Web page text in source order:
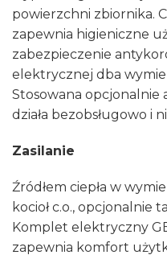
powierzchni zbiornika.
zapewnia higieniczne
zabezpieczenie
elektrycznej dba
Stosowana opcjonalnie
działa bezobsługowo i
Zasilanie
Źródłem ciepła w
kocioł c.o., opcjonalnie
Komplet elektryczny
zapewnia komfort